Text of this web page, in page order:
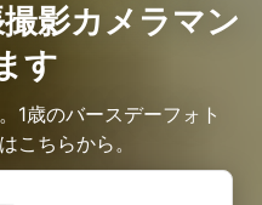
影カメラマン
す
1歳のバースデーフォト
こちらから。